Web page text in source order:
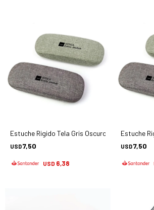
Estuche Rigido Tela Gris Oscuro Optica
USD7,50
USD 6,38
Estuche
USD7,50